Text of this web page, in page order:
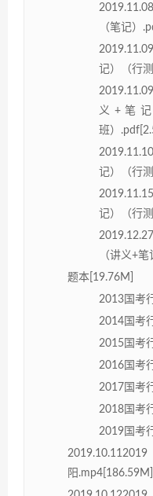
（笔记）
记）（行
义+笔
班）
记）（行
记）（行
（讲义+
题本[19.76M]
2013国考
2014国考
2015国考
2016国考
2017国考
2018国考
2019国考
阳.mp4[186.59M]